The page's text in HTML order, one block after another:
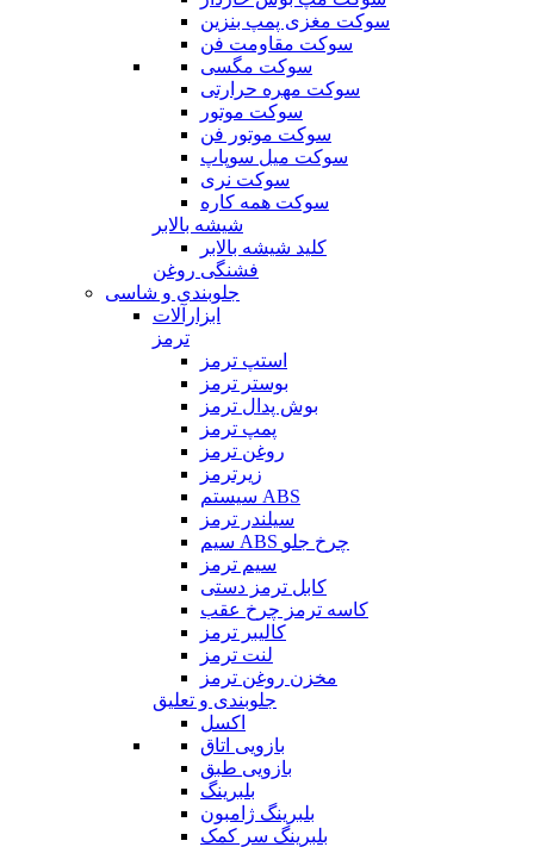
سوکت مغزی پمپ بنزین
سوکت مقاومت فن
سوکت مگسی
سوکت مهره حرارتی
سوکت موتور
سوکت موتور فن
سوکت میل سوپاپ
سوکت نری
سوکت همه کاره
شیشه بالابر
کلید شیشه بالابر
فشنگی روغن
جلوبندی و شاسی
ابزارآلات
ترمز
استپ ترمز
بوستر ترمز
بوش پدال ترمز
پمپ ترمز
روغن ترمز
زیرترمز
سیستم ABS
سیلندر ترمز
سیم ABS چرخ جلو
سیم ترمز
کابل ترمز دستی
کاسه ترمز چرخ عقب
کالیبر ترمز
لنت ترمز
مخزن روغن ترمز
جلوبندی و تعلیق
اکسل
بازویی اتاق
بازویی طبق
بلبرینگ
بلبرینگ ژامبون
بلبرینگ سر کمک